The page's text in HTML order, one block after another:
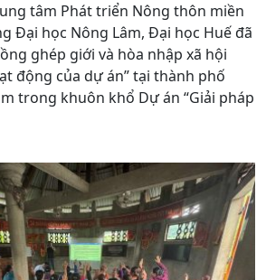
tâm Phát triển Nông thôn miền
Đại học Nông Lâm, Đại học Huế đã
ghép giới và hòa nhập xã hội
động của dự án” tại thành phố
trong khuôn khổ Dự án “Giải pháp